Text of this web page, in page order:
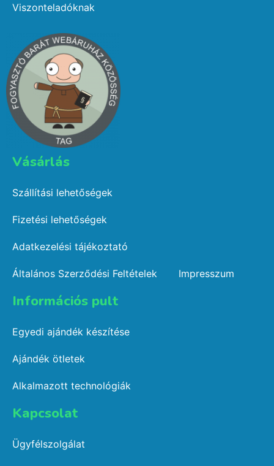
Viszonteladóknak
Vásárlás​
Szállítási lehetőségek
Fizetési lehetőségek
Adatkezelési tájékoztató
Általános Szerződési Feltételek Impresszum
Információs pult​
Egyedi ajándék készítése
Ajándék ötletek
Alkalmazott technológiák
Kapcsolat​
Ügyfélszolgálat